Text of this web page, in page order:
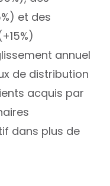
et des
annuel
de distribution
acquis par
dans plus de